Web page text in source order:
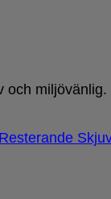
och miljövänlig.